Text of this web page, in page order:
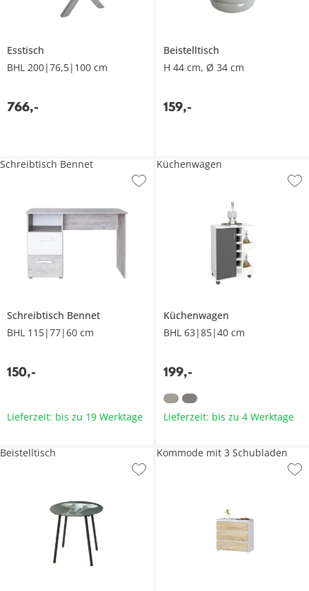
Esstisch
BHL 200|76,5|100 cm
766,-
Beistelltisch
H 44 cm, Ø 34 cm
159,-
Schreibtisch Bennet
BHL 115|77|60 cm
150,-
Schreibtisch Bennet
Lieferzeit: bis zu 19 Werktage
Küchenwagen
BHL 63|85|40 cm
199,-
Küchenwagen
Lieferzeit: bis zu 4 Werktage
Beistelltisch Kommode mit 3 Schubladen